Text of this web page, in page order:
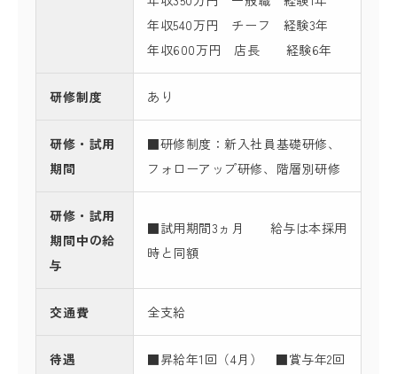
年収540万円 チーフ 経験3年
年収600万円 店長 経験6年
研修制度 あり
研修・試用
期間
■研修制度：新入社員基礎研修、
フォローアップ研修、階層別研修
研修・試用
期間中の給
与
■試用期間3ヵ月 給与は本採用
時と同額
交通費 全支給
待遇
■昇給年1回（4月） ■賞与年2回